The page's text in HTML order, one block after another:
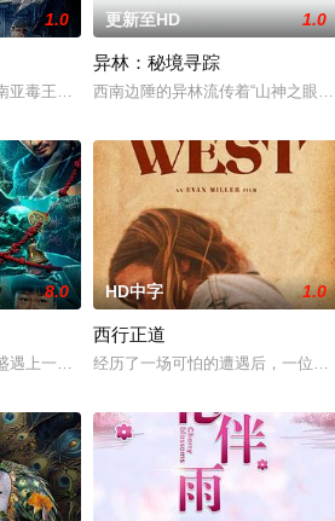
一起生活的照屋踊，憧憬舞蹈学校的丽
1.0
亚毒王廖爷将携600余公斤毒品来云交易，火速
更新至HD 1.0
异林：秘境寻踪
西南边陲的异林流传着“山神之眼”
京》电影的念头，在说服主编姚松、老
8.0
遇上一起离奇的神像杀人事件，勘案过程中，
HD中字 1.0
西行正道
经历了一场可怕的遭遇后，一位小